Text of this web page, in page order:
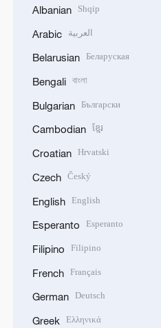
Albanian Shqip
Arabic العربية
Belarusian Беларуская
Bengali বাংলা
Bulgarian Български
Cambodian ខ្មែរ
Croatian Hrvatski
Czech Český
English English
Esperanto Esperanto
Filipino Filipino
French Français
German Deutsch
Greek Ελληνικά